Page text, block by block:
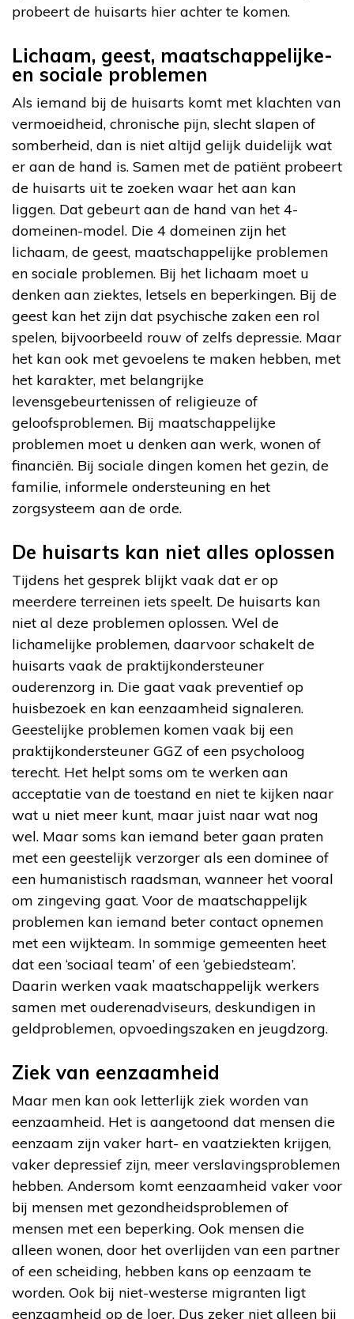
probeert de huisarts hier achter te komen.
Lichaam, geest, maatschappelijke-
en sociale problemen
Als iemand bij de huisarts komt met klachten van
vermoeidheid, chronische pijn, slecht slapen of
somberheid, dan is niet altijd gelijk duidelijk wat
er aan de hand is. Samen met de patiënt probeert
de huisarts uit te zoeken waar het aan kan
liggen. Dat gebeurt aan de hand van het 4-
domeinen-model. Die 4 domeinen zijn het
lichaam, de geest, maatschappelijke problemen
en sociale problemen. Bij het lichaam moet u
denken aan ziektes, letsels en beperkingen. Bij de
geest kan het zijn dat psychische zaken een rol
spelen, bijvoorbeeld rouw of zelfs depressie. Maar
het kan ook met gevoelens te maken hebben, met
het karakter, met belangrijke
levensgebeurtenissen of religieuze of
geloofsproblemen. Bij maatschappelijke
problemen moet u denken aan werk, wonen of
financiën. Bij sociale dingen komen het gezin, de
familie, informele ondersteuning en het
zorgsysteem aan de orde.
De huisarts kan niet alles oplossen
Tijdens het gesprek blijkt vaak dat er op
meerdere terreinen iets speelt. De huisarts kan
niet al deze problemen oplossen. Wel de
lichamelijke problemen, daarvoor schakelt de
huisarts vaak de praktijkondersteuner
ouderenzorg in. Die gaat vaak preventief op
huisbezoek en kan eenzaamheid signaleren.
Geestelijke problemen komen vaak bij een
praktijkondersteuner GGZ of een psycholoog
terecht. Het helpt soms om te werken aan
acceptatie van de toestand en niet te kijken naar
wat u niet meer kunt, maar juist naar wat nog
wel. Maar soms kan iemand beter gaan praten
met een geestelijk verzorger als een dominee of
een humanistisch raadsman, wanneer het vooral
om zingeving gaat. Voor de maatschappelijk
problemen kan iemand beter contact opnemen
met een wijkteam. In sommige gemeenten heet
dat een ‘sociaal team’ of een ‘gebiedsteam’.
Daarin werken vaak maatschappelijk werkers
samen met ouderenadviseurs, deskundigen in
geldproblemen, opvoedingszaken en jeugdzorg.
Ziek van eenzaamheid
Maar men kan ook letterlijk ziek worden van
eenzaamheid. Het is aangetoond dat mensen die
eenzaam zijn vaker hart- en vaatziekten krijgen,
vaker depressief zijn, meer verslavingsproblemen
hebben. Andersom komt eenzaamheid vaker voor
bij mensen met gezondheidsproblemen of
mensen met een beperking. Ook mensen die
alleen wonen, door het overlijden van een partner
of een scheiding, hebben kans op eenzaam te
worden. Ook bij niet-westerse migranten ligt
eenzaamheid op de loer. Dus zeker niet alleen bij